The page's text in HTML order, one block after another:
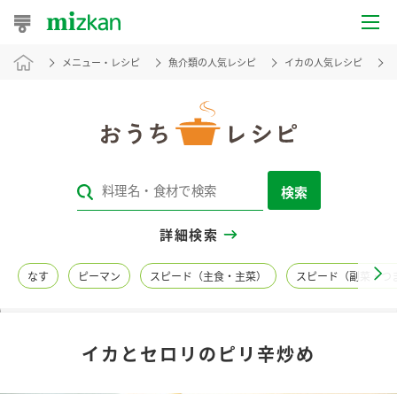
おうちレシピ
レシピカテゴリ一覧
レシピ名特集
商品情報
メニュー・レシピ 魚介類の人気レシピ イカの人気レシピ
検索
詳細検索
なす ピーマン スピード（主食・主菜） スピード（副菜・つ
イカとセロリのピリ辛炒め